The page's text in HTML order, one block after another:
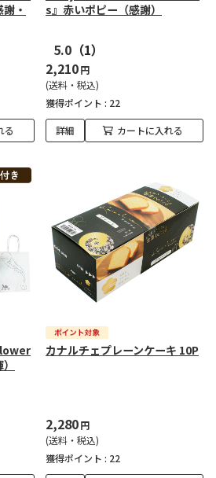
・
る
s』赤いポピー（感謝）
5.0 （1）
2,210円
(送料・税込)
獲得ポイント : 22
詳細 カートに入れる
カナルチェプレーンケーキ 10P
2,280円
(送料・税込)
獲得ポイント : 22